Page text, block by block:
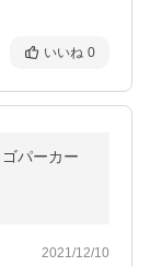
いいね 0
パーカー
2021/12/10